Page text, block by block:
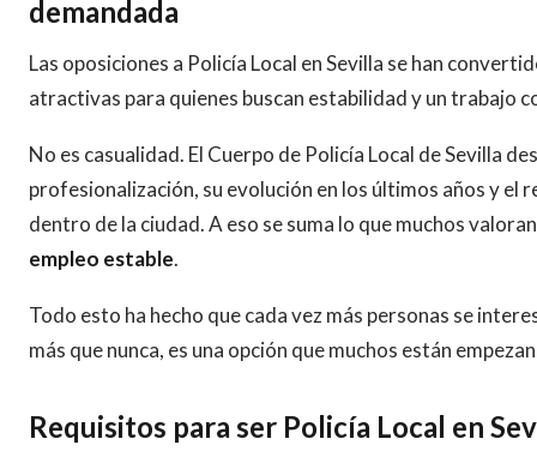
demandada
Las oposiciones a Policía Local en Sevilla se han
atractivas para quienes buscan estabilidad y un trabajo
No es casualidad. El Cuerpo de Policía Local de Sevilla
profesionalización, su evolución en los últimos años y el
dentro de la ciudad. A eso se suma lo que muchos
empleo estable.
Todo esto ha hecho que cada vez más personas se
más que nunca, es una opción que muchos están
Requisitos para ser Policía Local en